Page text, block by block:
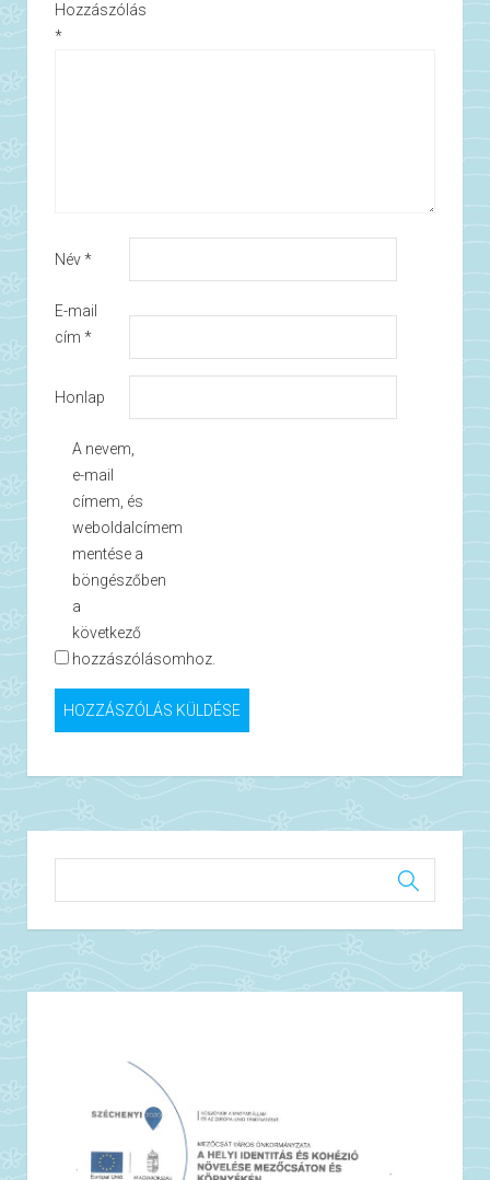
Hozzászólás
*
Név*
E-mail
cím *
Honlap
A nevem,
e-mail
címem, és
weboldalcímem
mentése a
böngészőben
a
következő
hozzászólásomhoz.